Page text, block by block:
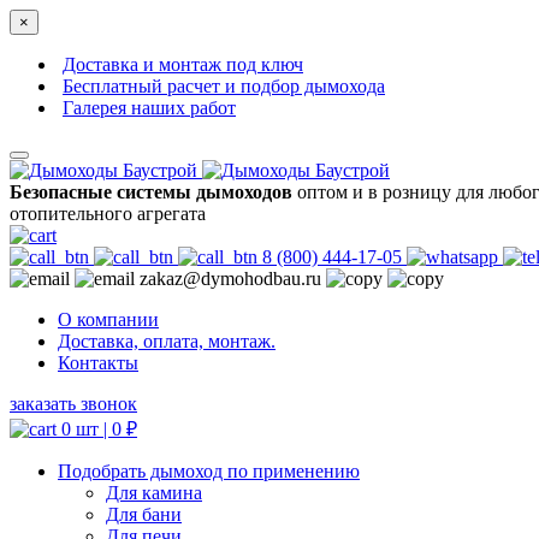
×
Доставка и монтаж под ключ
Бесплатный расчет и подбор дымохода
Галерея наших работ
Безопасные системы дымоходов оптом и в розницу для
отопительного агрегата
8 (800) 444-17-05
zakaz@dymohodbau.ru
О компании
Доставка, оплата, монтаж.
Контакты
заказать звонок
0 шт | 0 ₽
Подобрать дымоход по применению
Для камина
Для бани